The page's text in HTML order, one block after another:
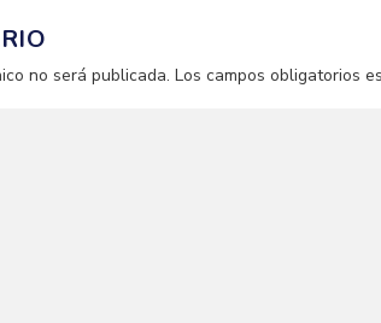
no será publicada. Los campos obligatorios